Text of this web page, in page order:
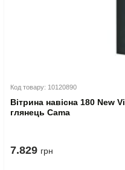
Код товару: 10120890
Вітрина навісна 180 New
глянець Cama
7.829 грн